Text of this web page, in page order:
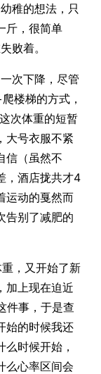
稚的想法，只
斤，很简单
败着。
次下降，尽管
楼梯的方式，
次体重的短暂
大号衣服不紧
信（虽然不
，酒店拢共才4
运动的戛然而
告别了减肥的
，又开始了新
加上现在迫近
件事，于是查
始的时候我还
时候开始，
么心率区间会